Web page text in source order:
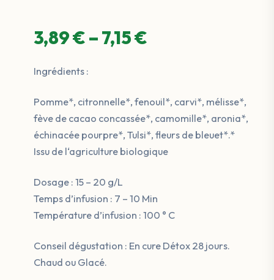
3,89€–7,15€
Plage
de
prix :
3,89 €
7,15 €
Ingrédients :
Pomme*, citronnelle*, fenouil*, carvi*, mélisse*,
fève de cacao concassée*, camomille*, aronia*,
échinacée pourpre*, Tulsi*, fleurs de bleuet*.*
Issu de l‘agriculture biologique
Dosage : 15 – 20 g/L
Temps d’infusion : 7 – 10 Min
Température d’infusion : 100 ° C
Conseil dégustation : En cure Détox 28 jours.
Chaud ou Glacé.